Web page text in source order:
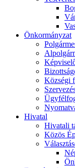
Önkormányzat
Községi
Hivatal
Hivatali
Közös